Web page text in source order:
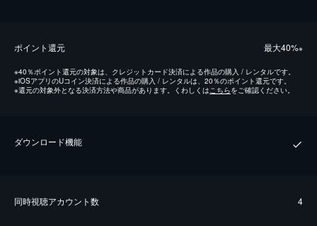
ポイント還元 最⼤40%※
※40％ポイント還元の対象は、クレジットカード決済による作品の購入 / レンタルです。
※iOSアプリのUコイン決済による作品の購入 / レンタルは、20％のポイント還元です。
※還元の対象外となる決済方法や商品があります。くわしくはこちらをご確認ください。
ダウンロード機能
同時視聴アカウント数 4